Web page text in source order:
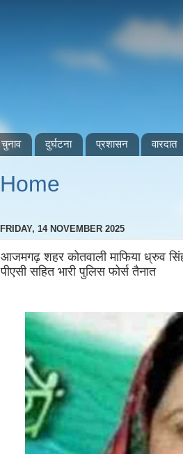
चुनाव दुर्घटना प्रशासन वारदात
Home
FRIDAY, 14 NOVEMBER 2025
आजमगढ़ शहर कोतवाली माफिया ध्रुव
पीएसी सहित भारी पुलिस फोर्स तैनात